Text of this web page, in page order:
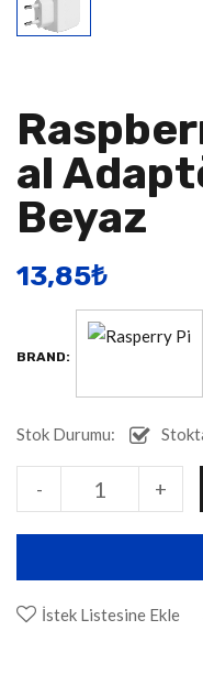
Al
Beyaz
13,85​₺
BRAND:
Stok Durumu:
+
-
İstek Listesine Ekle
Alternative: